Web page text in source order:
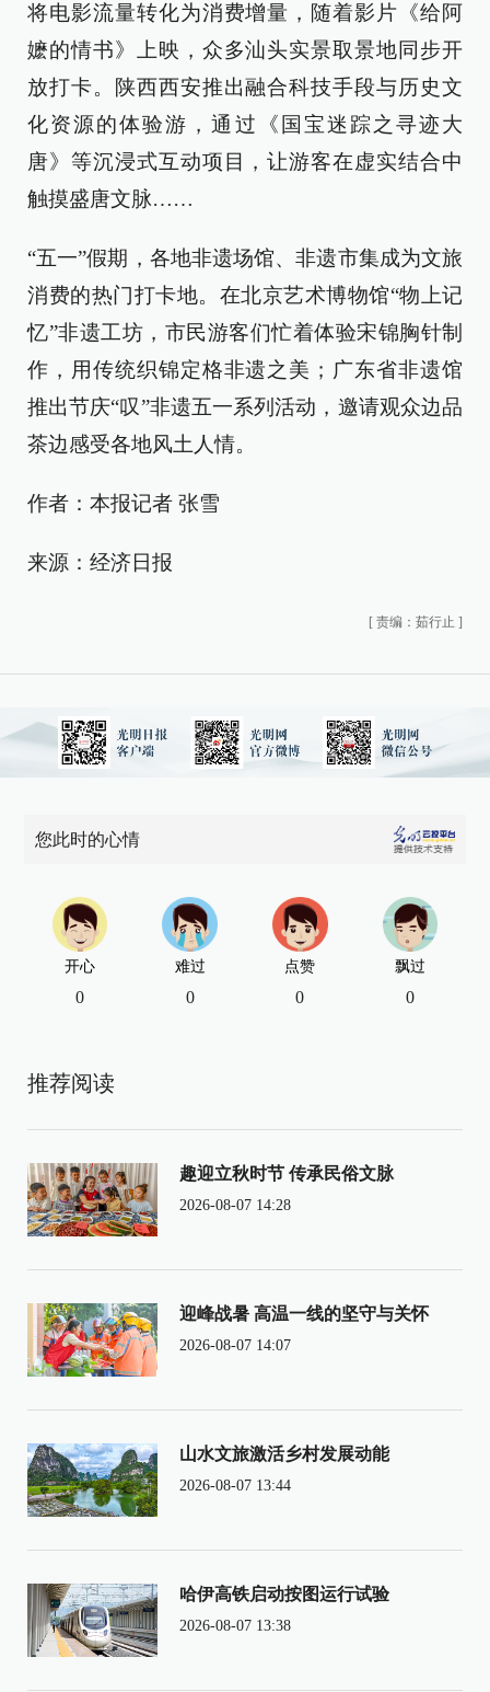
将电影流量转化为消费增量，随着影片《给阿
嬷的情书》上映，众多汕头实景取景地同步开
放打卡。陕西西安推出融合科技手段与历史文
化资源的体验游，通过《国宝迷踪之寻迹大
唐》等沉浸式互动项目，让游客在虚实结合中
触摸盛唐文脉……
“五一”假期，各地非遗场馆、非遗市集成为文旅
消费的热门打卡地。在北京艺术博物馆“物上记
忆”非遗工坊，市民游客们忙着体验宋锦胸针制
作，用传统织锦定格非遗之美；广东省非遗馆
推出节庆“叹”非遗五一系列活动，邀请观众边品
茶边感受各地风土人情。
作者：本报记者 张雪
来源：经济日报
[ 责编：茹行止 ]
您此时的心情
开心
0
难过
0
点赞
0
飘过
0
推荐阅读
趣迎立秋时节 传承民俗文脉
2026-08-07 14:28
迎峰战暑 高温一线的坚守与关怀
2026-08-07 14:07
山水文旅激活乡村发展动能
2026-08-07 13:44
哈伊高铁启动按图运行试验
2026-08-07 13:38